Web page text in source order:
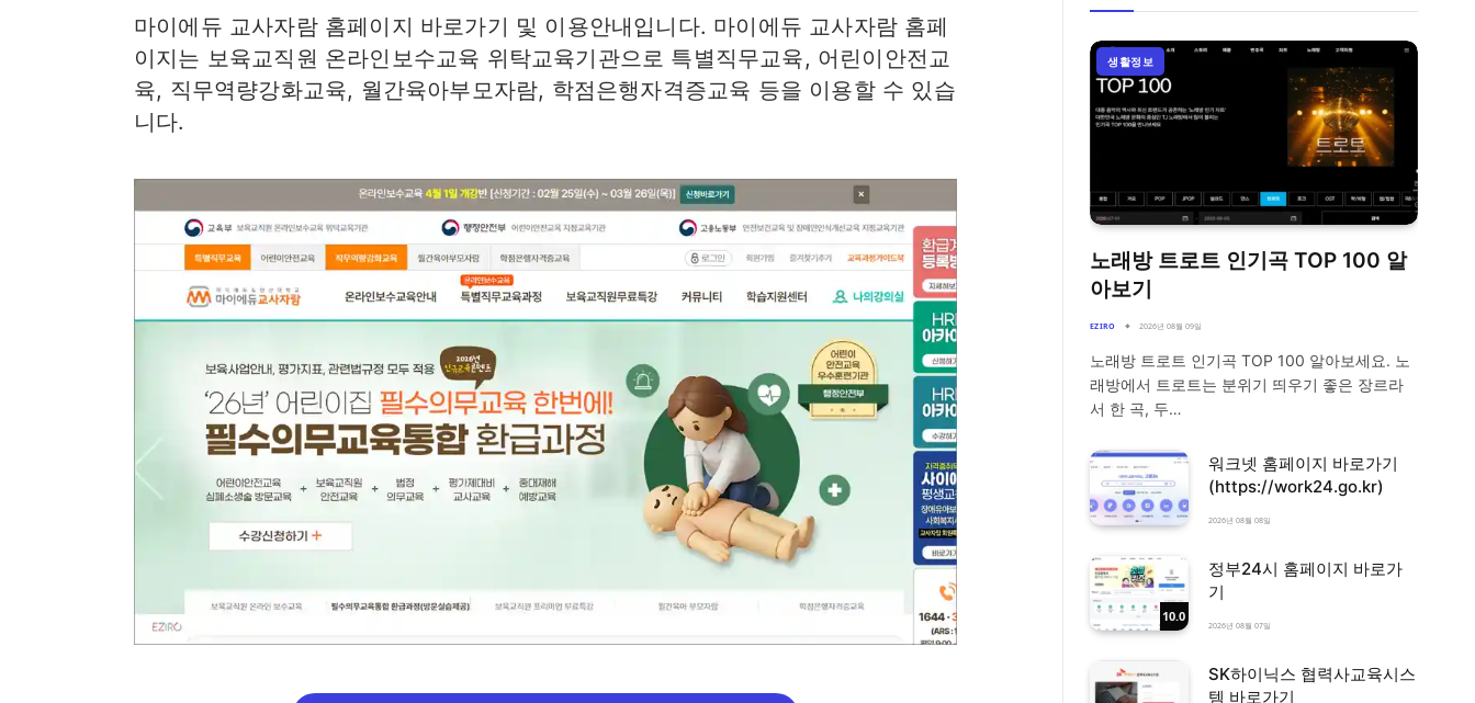
마이에듀 교사자람 홈페이지 바로가기 및 이용안내입니다. 마이에듀 교사자람 홈페
이지는 보육교직원 온라인보수교육 위탁교육기관으로 특별직무교육, 어린이안전교
육, 직무역량강화교육, 월간육아부모자람, 학점은행자격증교육 등을 이용할 수 있습
니다.
생활정보
노래방 트로트 인기곡 TOP 100 알
아보기
EZIRO 2026년 08월 09일
노래방 트로트 인기곡 TOP 100 알아보세요. 노
래방에서 트로트는 분위기 띄우기 좋은 장르라
서 한 곡, 두…
워크넷 홈페이지 바로가기
(https://work24.go.kr)
2026년 08월 08일
10.0
정부24시 홈페이지 바로가
기
2026년 08월 07일
SK하이닉스 협력사교육시스
템 바로가기